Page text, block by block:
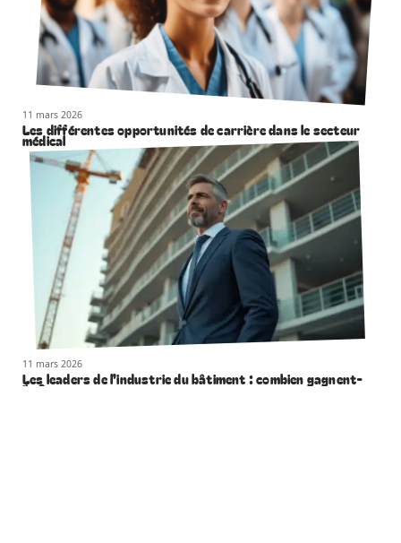
11 mars 2026
Les différentes opportunités de carrière dans le secteur
médical
11 mars 2026
Les leaders de l’industrie du bâtiment : combien gagnent-
ils ?